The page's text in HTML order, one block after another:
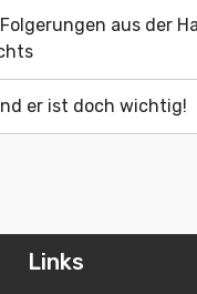
aus der
er ist doch wichtig!
Links